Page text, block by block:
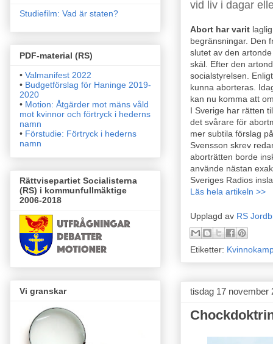
vid liv i dagar
Abort har varit
begränsningar. Den
slutet av den
skäl. Efter den
socialstyrelsen.
kunna aborteras.
kan nu komma att
I Sverige har rätten
det svårare för
mer subtila förslag
Svensson skrev
aborträtten borde
använde nästan
Sveriges Radios
Läs hela artikeln >>
Upplagd av RS
Etiketter:
tisdag 17 november
Studiefilm: Vad är staten?
PDF-material (RS)
• Valmanifest 2022
• Budgetförslag för Haninge 2019-
2020
• Motion: Åtgärder mot mäns våld
mot kvinnor och förtryck i hederns
namn
• Förstudie: Förtryck i hederns
namn
Rättvisepartiet Socialisterna
(RS) i kommunfullmäktige
2006-2018
Vi granskar